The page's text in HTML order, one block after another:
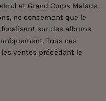
et Grand Corps Malade.
ne concernent que le
sur des albums
Tous ces
ventes précédant le